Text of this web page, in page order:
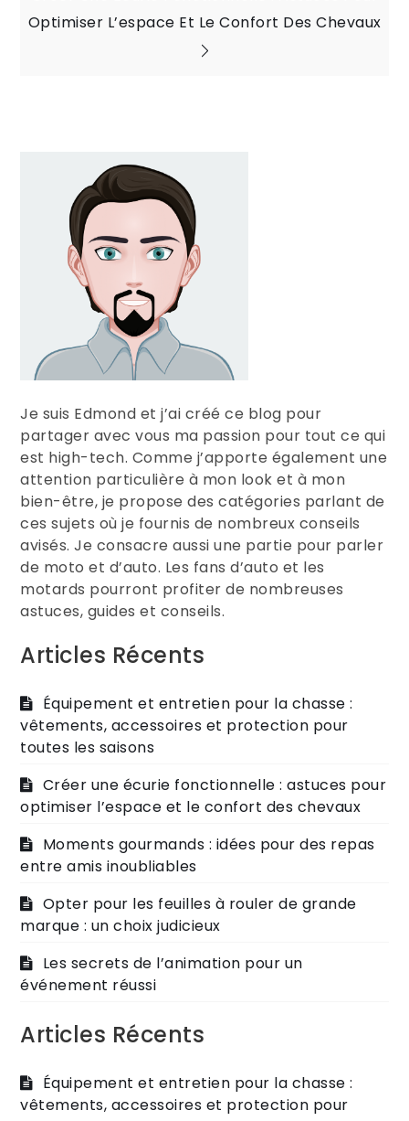
l’article
Optimiser L’espace Et Le Confort Des Chevaux
Je suis Edmond et j’ai créé ce blog pour
partager avec vous ma passion pour tout ce qui
est high-tech. Comme j’apporte également une
attention particulière à mon look et à mon
bien-être, je propose des catégories parlant de
ces sujets où je fournis de nombreux conseils
avisés. Je consacre aussi une partie pour parler
de moto et d’auto. Les fans d’auto et les
motards pourront profiter de nombreuses
astuces, guides et conseils.
Articles Récents
Équipement et entretien pour la chasse :
vêtements, accessoires et protection pour
toutes les saisons
Créer une écurie fonctionnelle : astuces pour
optimiser l’espace et le confort des chevaux
Moments gourmands : idées pour des repas
entre amis inoubliables
Opter pour les feuilles à rouler de grande
marque : un choix judicieux
Les secrets de l’animation pour un
événement réussi
Articles Récents
Équipement et entretien pour la chasse :
vêtements, accessoires et protection pour